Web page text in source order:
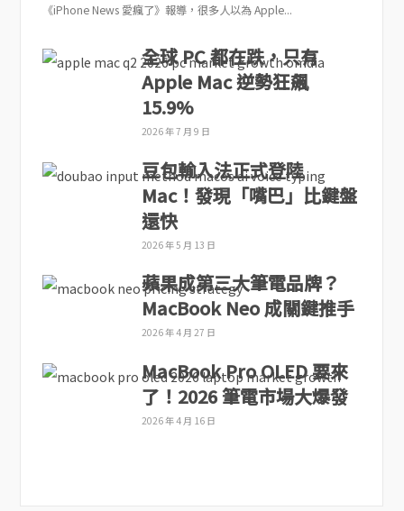
《iPhone News 愛瘋了》報導，很多人以為 Apple...
全球 PC 都在跌，只有
Apple Mac 逆勢狂飆
15.9%
2026 年 7 月 9 日
豆包輸入法正式登陸
Mac！發現「嘴巴」比鍵盤
還快
2026 年 5 月 13 日
蘋果成第三大筆電品牌？
MacBook Neo 成關鍵推手
2026 年 4 月 27 日
MacBook Pro OLED 要來
了！2026 筆電市場大爆發
2026 年 4 月 16 日